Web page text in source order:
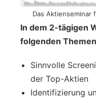
Das Aktienseminar
In dem 2-tägigen
folgenden
Sinnvolle
der Top-Aktien
Identifizierung